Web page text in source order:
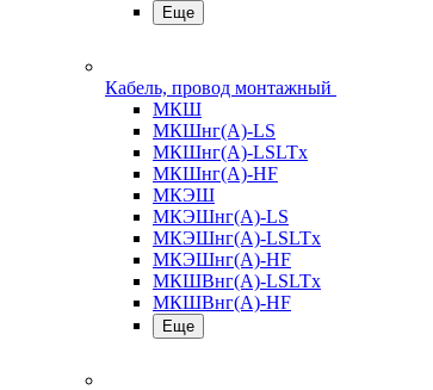
Еще
Кабель, провод монтажный
МКШ
МКШнг(А)-LS
МКШнг(А)-LSLTx
МКШнг(А)-HF
МКЭШ
МКЭШнг(А)-LS
МКЭШнг(А)-LSLTx
МКЭШнг(А)-HF
МКШВнг(A)-LSLTx
МКШВнг(А)-HF
Еще